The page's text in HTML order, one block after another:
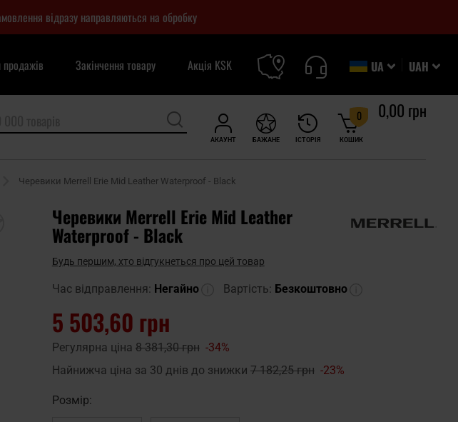
відразу направляються на обробку
UAH
UA
продажів Закінчення товару Акція KSK
АКАУНТ ІСТОРІЯ
БАЖАНЕ КОШИК
0 0,00 грн
Черевики Merrell Erie Mid Leather Waterproof - Black
Черевики Merrell Erie Mid Leather
Waterproof - Black
Будь першим, хто відгукнеться про цей товар
Час відправлення: Негайно Вартість: Безкоштовно
5 503,60 грн
Регулярна ціна 8 381,30 грн -34%
Найнижча ціна за 30 днів до знижки 7 182,25 грн -23%
Pозмір: